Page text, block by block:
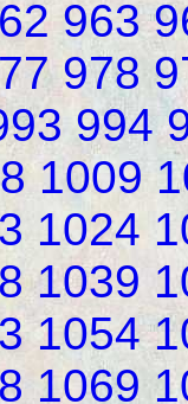
963
978
994
1009
1024
1039
1054
1069